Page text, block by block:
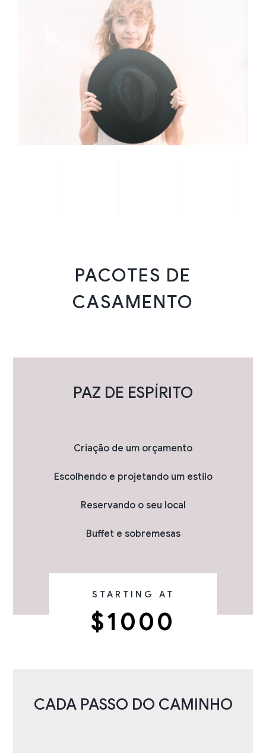
PACOTES DE
CASAMENTO
PAZ DE ESPÍRITO
Criação de um orçamento
Escolhendo e projetando um estilo
Reservando o seu local
Buffet e sobremesas
STARTING AT
$1000
CADA PASSO DO CAMINHO